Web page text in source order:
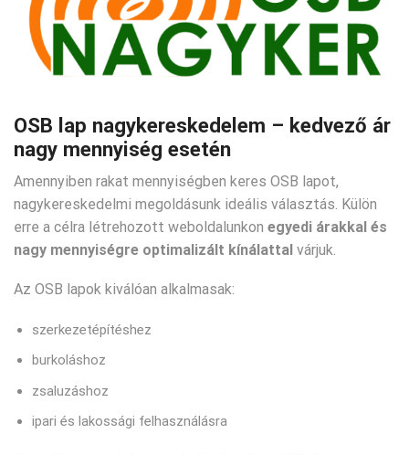
OSB lap nagykereskedelem – kedvező ár
nagy mennyiség esetén
Amennyiben rakat mennyiségben keres OSB lapot,
nagykereskedelmi megoldásunk ideális választás. Külön
erre a célra létrehozott weboldalunkon egyedi árakkal és
nagy mennyiségre optimalizált kínálattal várjuk.
Az OSB lapok kiválóan alkalmasak:
szerkezetépítéshez
burkoláshoz
zsaluzáshoz
ipari és lakossági felhasználásra